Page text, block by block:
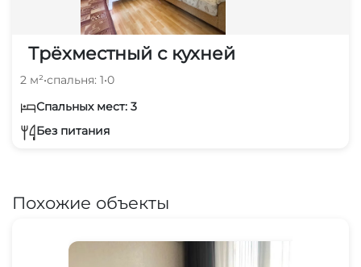
Трёхместный с кухней
2 м²•спальня: 1•0
Спальных мест: 3
Без питания
Похожие объекты